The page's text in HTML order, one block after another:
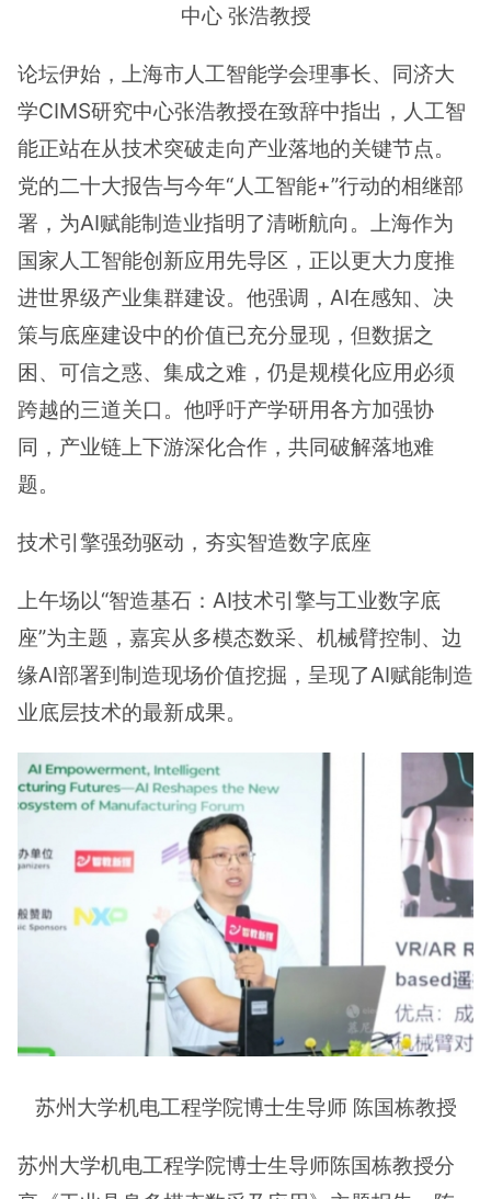
中心 张浩教授
论坛伊始，上海市人工智能学会理事长、同济大
学CIMS研究中心张浩教授在致辞中指出，人工智
能正站在从技术突破走向产业落地的关键节点。
党的二十大报告与今年“人工智能+”行动的相继部
署，为AI赋能制造业指明了清晰航向。上海作为
国家人工智能创新应用先导区，正以更大力度推
进世界级产业集群建设。他强调，AI在感知、决
策与底座建设中的价值已充分显现，但数据之
困、可信之惑、集成之难，仍是规模化应用必须
跨越的三道关口。他呼吁产学研用各方加强协
同，产业链上下游深化合作，共同破解落地难
题。
技术引擎强劲驱动，夯实智造数字底座
上午场以“智造基石：AI技术引擎与工业数字底
座”为主题，嘉宾从多模态数采、机械臂控制、边
缘AI部署到制造现场价值挖掘，呈现了AI赋能制造
业底层技术的最新成果。
苏州大学机电工程学院博士生导师 陈国栋教授
苏州大学机电工程学院博士生导师陈国栋教授分